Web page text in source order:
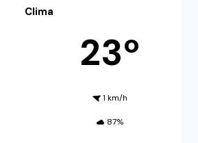
Clima
23º
1 km/h
87%